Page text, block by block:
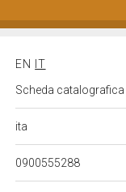
EN
IT
Scheda
ita
0900555288